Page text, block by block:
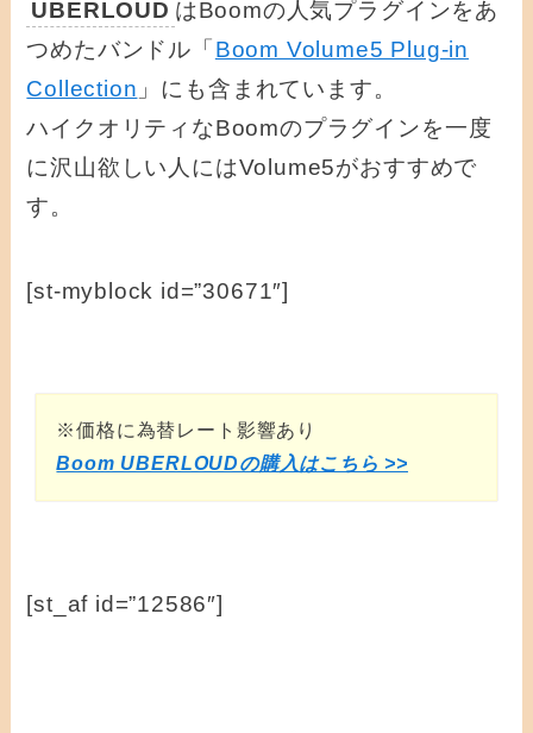
UBERLOUD はBoomの人気プラグインをあ
つめたバンドル「 Boom Volume5 Plug-in
Collection 」にも含まれています。
ハイクオリティなBoomのプラグインを一度
に沢山欲しい人にはVolume5がおすすめで
す。
[st-myblock id=”30671″]
※価格に為替レート影響あり
Boom UBERLOUDの購入はこちら >>
[st_af id=”12586″]